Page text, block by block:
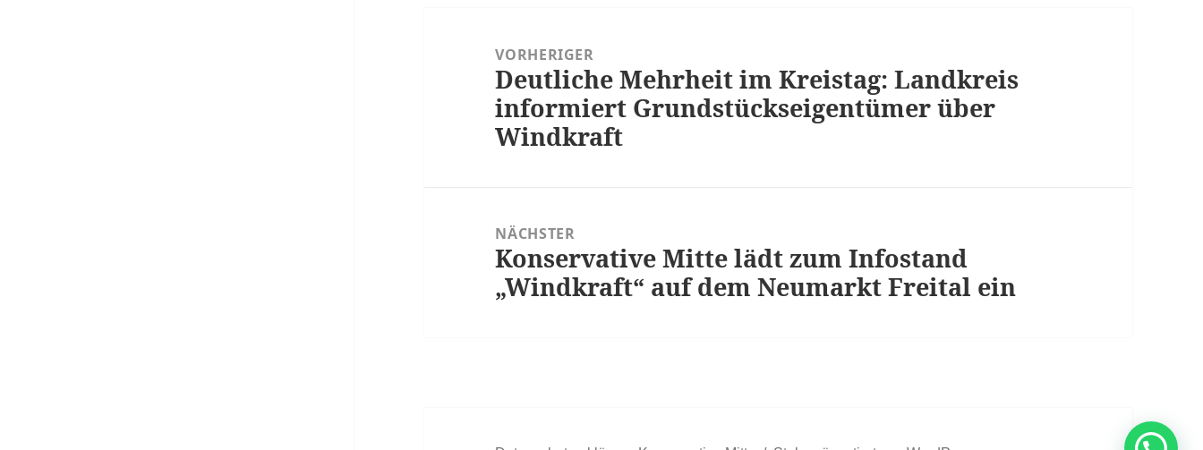
VORHERIGER
Vorheriger
Beitrag:
Deutliche Mehrheit im Kreistag: Landkreis
informiert Grundstückseigentümer über
Windkraft
NÄCHSTER
Nächster
Beitrag:
Konservative Mitte lädt zum Infostand
„Windkraft“ auf dem Neumarkt Freital ein